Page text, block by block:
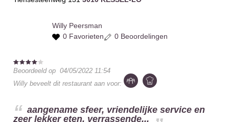
Willy Peersman
0 Favorieten
0 Beoordelingen
Beoordeeld op04/05/2022 11:54
Willy beveelt dit restaurant aan voor:
aangename sfeer, vriendelijke service en
zeer lekker eten. verrassende...